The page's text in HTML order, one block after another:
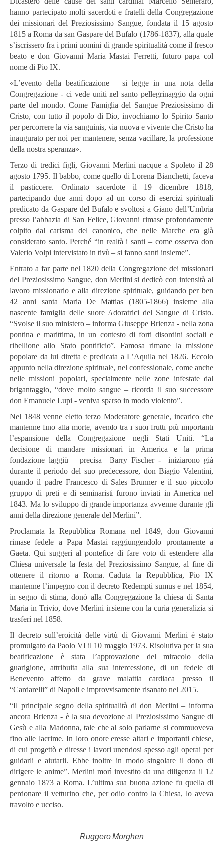
hanno partecipato molti sacerdoti e fratelli della Congregazione
dei missionari del Preziosissimo Sangue, fondata il 15 agosto
1815 a Roma da san Gaspare del Bufalo (1786-1837), alla quale
s’iscrissero fra i primi uomini di grande spiritualità come il fresco
beato e don Giovanni Maria Mastai Ferretti, futuro papa col
nome di Pio IX.
«L’evento della beatificazione – si legge in una nota della
Congregazione - ci vede uniti nel santo pellegrinaggio da ogni
parte del mondo. Come Famiglia del Sangue Preziosissimo di
Cristo, con tutto il popolo di Dio, invochiamo lo Spirito Santo
per percorrere la via sanguinis, via nuova e vivente che Cristo ha
inaugurato per noi per mantenere, senza vacillare, la professione
della nostra speranza».
Terzo di tredici figli, Giovanni Merlini nacque a Spoleto il 28
agosto 1795. Il babbo, come quello di Lorena Bianchetti, faceva
il pasticcere. Ordinato sacerdote il 19 dicembre 1818,
partecipando due anni dopo ad un corso di esercizi spirituali
predicato da Gaspare del Bufalo e svoltosi a Giano dell’Umbria
presso l’abbazia di San Felice, Giovanni rimase profondamente
colpito dal carisma del canonico, che nelle Marche era già
considerato santo. Perché “in realtà i santi – come osserva don
Valerio Volpi intervistato in tivù – si fanno santi insieme”.
Entrato a far parte nel 1820 della Congregazione dei missionari
del Preziosissimo Sangue, don Merlini si dedicò con intensità al
lavoro missionario e alla direzione spirituale, guidando per ben
42 anni santa Maria De Mattias (1805-1866) insieme alla
nascente famiglia delle suore Adoratrici del Sangue di Cristo.
“Svolse il suo ministero – informa Giuseppe Brienza - nella zona
pontina e marittima, in un contesto di forti disordini sociali e
ribellione allo Stato pontificio”. Famosa rimane la missione
popolare da lui diretta e predicata a L’Aquila nel 1826. Eccolo
appunto nella direzione spirituale, nel confessionale, come anche
nelle missioni popolari, specialmente nelle zone infestate dal
brigantaggio, “dove molto sangue – ricorda il suo successore
don Emanuele Lupi - veniva sparso in modo violento”.
Nel 1848 venne eletto terzo Moderatore generale, incarico che
mantenne fino alla morte, avendo tra i suoi frutti più importanti
l’espansione della Congregazione negli Stati Uniti. “La
decisione di mandare missionari in America e la prima
fondazione laggiù – precisa Barry Fischer - iniziarono già
durante il periodo del suo predecessore, don Biagio Valentini,
quando il padre Francesco di Sales Brunner e il suo piccolo
gruppo di preti e di seminaristi furono inviati in America nel
1843. Ma lo sviluppo di grande importanza avvenne durante gli
anni della direzione generale del Merlini”.
Proclamata la Repubblica Romana nel 1849, don Giovanni
rimase fedele a Papa Mastai raggiungendolo prontamente a
Gaeta. Qui suggerì al pontefice di fare voto di estendere alla
Chiesa universale la festa del Preziosissimo Sangue, al fine di
ottenere il ritorno a Roma. Caduta la Repubblica, Pio IX
mantenne l’impegno con il decreto Redempti sumus e nel 1854,
in segno di stima, donò alla Congregazione la chiesa di Santa
Maria in Trivio, dove Merlini insieme con la curia generalizia si
trasferì nel 1858.
Il decreto sull’eroicità delle virtù di Giovanni Merlini è stato
promulgato da Paolo VI il 10 maggio 1973. Risolutiva per la sua
beatificazione è stata l’approvazione del miracolo della
guarigione, attribuita alla sua intercessione, di un fedele di
Benevento affetto da grave malattia cardiaca presso il
“Cardarelli” di Napoli e improvvisamente risanato nel 2015.
“Il principale segno della spiritualità di don Merlini – informa
ancora Brienza - è la sua devozione al Preziosissimo Sangue di
Gesù e alla Madonna, tale che al solo parlarne si commuoveva
fino alle lacrime. In loro onore eresse altari e importanti chiese,
di cui progettò e diresse i lavori unendosi spesso agli operai per
guidarli e aiutarli. Ebbe inoltre in modo singolare il dono di
dirigere le anime”. Merlini morì investito da una diligenza il 12
gennaio 1873 a Roma. L’ultima sua buona azione fu quella di
perdonare il vetturino che, per odio contro la Chiesa, lo aveva
travolto e ucciso.
Ruggero Morghen